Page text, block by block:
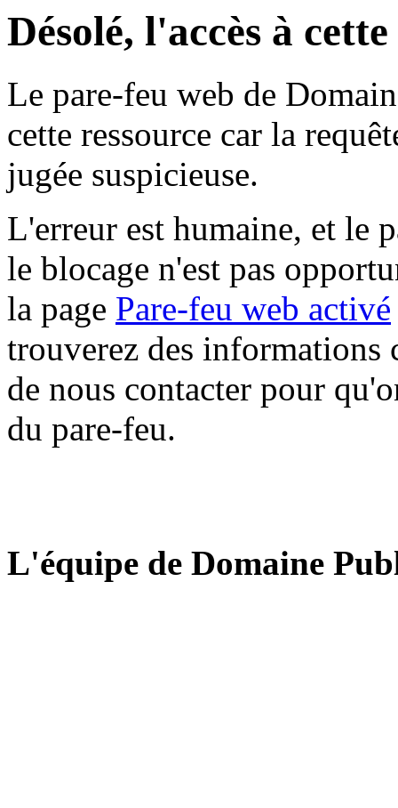
Désolé, l'accès à
Le pare-feu web de
cette ressource car la
jugée suspicieuse.
L'erreur est humaine, et le
le blocage n'est pas
la page Pare-feu web activé
trouverez des informations
de nous contacter pour
du pare-feu.
L'équipe de Domaine